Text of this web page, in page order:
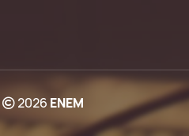
2026 ΕΝΕΜ